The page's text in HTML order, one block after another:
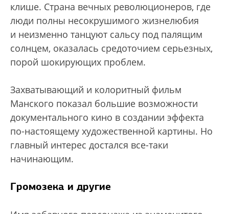
клише. Страна вечных революционеров, где
люди полны несокрушимого жизнелюбия
и неизменно танцуют сальсу под палящим
солнцем, оказалась средоточием серьезных,
порой шокирующих проблем.
Захватывающий и колоритный фильм
Манского показал большие возможности
документального кино в создании эффекта
по-настоящему художественной картины. Но
главный интерес достался все-таки
начинающим.
Громозека и другие